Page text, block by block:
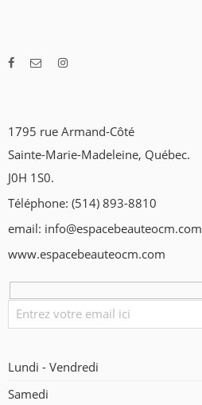
1795 rue Armand-Côté
Sainte-Marie-Madeleine, Québec.
J0H 1S0.
Téléphone: (514) 893-8810
email: info@espacebeauteocm.com
www.espacebeauteocm.com
Lundi - Vendredi
Samedi